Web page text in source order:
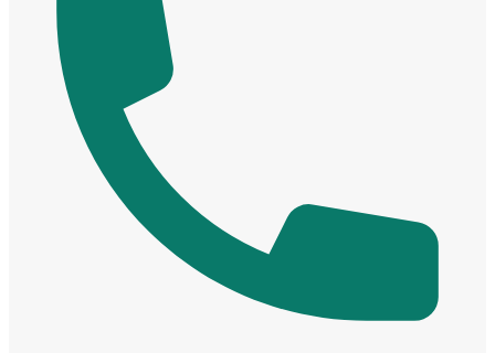
Cửa vòm